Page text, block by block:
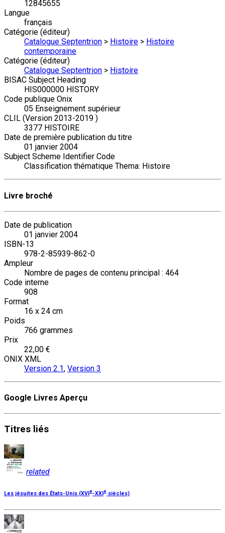
12845655
Langue
français
Catégorie (éditeur)
Catalogue Septentrion > Histoire > Histoire
contemporaine
Catégorie (éditeur)
Catalogue Septentrion > Histoire
BISAC Subject Heading
HIS000000 HISTORY
Code publique Onix
05 Enseignement supérieur
CLIL (Version 2013-2019 )
3377 HISTOIRE
Date de première publication du titre
01 janvier 2004
Subject Scheme Identifier Code
Classification thématique Thema: Histoire
Livre broché
Date de publication
01 janvier 2004
ISBN-13
978-2-85939-862-0
Ampleur
Nombre de pages de contenu principal : 464
Code interne
908
Format
16 x 24 cm
Poids
766 grammes
Prix
22,00 €
ONIX XML
Version 2.1, Version 3
Google Livres Aperçu
Titres liés
related
Les jésuites des États-Unis (XVI e-XXI e siècles)